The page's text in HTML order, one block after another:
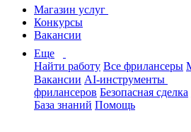
Магазин услуг
Конкурсы
Вакансии
Еще
Найти работу Все фрилансеры
Вакансии AI-инструменты
фрилансеров Безопасная сделка
База знаний Помощь